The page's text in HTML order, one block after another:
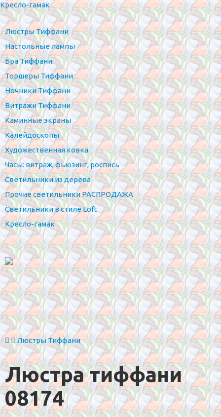
Кресло-гамак
Люстры Тиффани
Настольные лампы
Бра Тиффани
Торшеры Тиффани
Ночники Тиффани
Витражи Тиффани
Каминные экраны
Калейдоскопы
Художественная ковка
Часы: витраж, фьюзинг, роспись
Светильники из дерева
Прочие светильники РАСПРОДАЖА
Светильники в стиле Loft
Кресло-гамак
Люстры Тиффани
Люстра тиффани
08174